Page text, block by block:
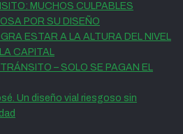
MUCHOS CULPABLES
POR SU DISEÑO
ESTAR A LA ALTURA DEL NIVEL
CAPITAL
– SOLO SE PAGAN EL
Un diseño vial riesgoso sin